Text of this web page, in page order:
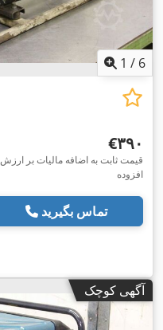
1 / 6
‎€۳۹۰
قیمت ثابت به اضافه مالیات بر ارزش
افزوده
تماس بگیرید
آگهی کوچک